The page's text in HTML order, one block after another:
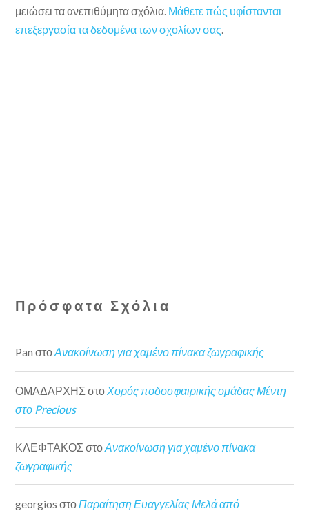
μειώσει τα ανεπιθύμητα σχόλια. Μάθετε πώς υφίστανται
επεξεργασία τα δεδομένα των σχολίων σας
Πρόσφατα Σχόλια
Pan στοΑνακοίνωση για χαμένο πίνακα ζωγραφικής
ΟΜΑΔΑΡΧΗΣ στο Χορός ποδοσφαιρικής ομάδας Μέντη
στο Precious
ΚΛΕΦΤΑΚΟΣ στοΑνακοίνωση για χαμένο πίνακα
ζωγραφικής
georgios στοΠαραίτηση Ευαγγελίας Μελά από